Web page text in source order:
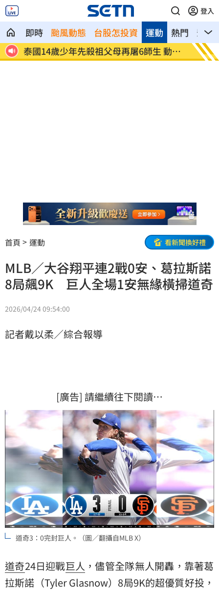
登入
即時 颱風動態 台股怎投資 熱門 影音
運動
入
泰國14歲少年先殺祖父母再屠6師生 動機
曝
韓韶
「嫩」
首頁 運動 看新聞換好禮
MLB／大谷翔平連2戰0安、葛拉斯諾
8局飆9K 巨人全場1安無緣橫掃道奇
2026/04/24 09:54:00
記者戴以柔／綜合報導
[廣告] 請繼續往下閱讀…
道奇3：0完封巨人。（圖／翻攝自MLB X）
道奇24日迎戰巨人 ，儘管全隊無人開轟，靠著葛
拉斯諾（Tyler Glasnow）8局9K的超優質好投，